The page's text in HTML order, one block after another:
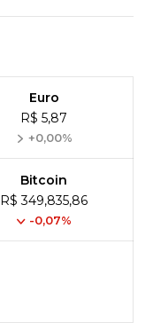
Euro
R$ 5,87
+0,00%
Bitcoin
R$ 349,835,86
-0,07%